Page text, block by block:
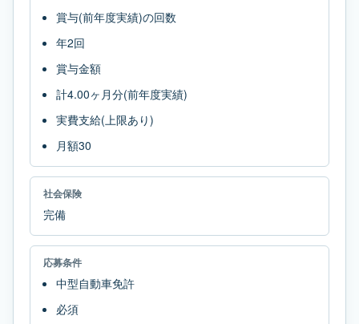
賞与(前年度実績)の回数
年2回
賞与金額
計4.00ヶ月分(前年度実績)
実費支給(上限あり)
月額30
社会保険
完備
応募条件
中型自動車免許
必須